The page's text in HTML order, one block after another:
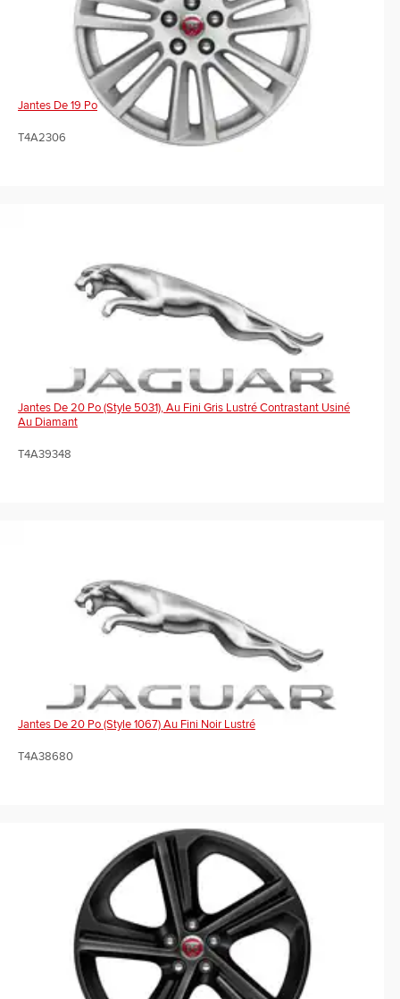
Jantes De 19 Po
T4A2306
Jantes De 20 Po (Style 5031), Au Fini Gris Lustré Contrastant Usiné
Au Diamant
T4A39348
Jantes De 20 Po (Style 1067) Au Fini Noir Lustré
T4A38680